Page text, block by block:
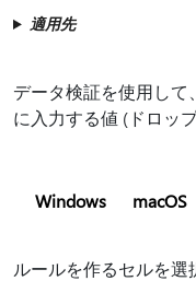
適用先
データ検証を使用し
に入力する値 (ドロッ
Windows macOS
ルールを作るセルを選